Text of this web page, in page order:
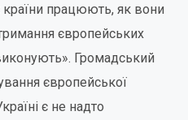
країни працюють, як вони
європейських
Громадський
європейської
є не надто